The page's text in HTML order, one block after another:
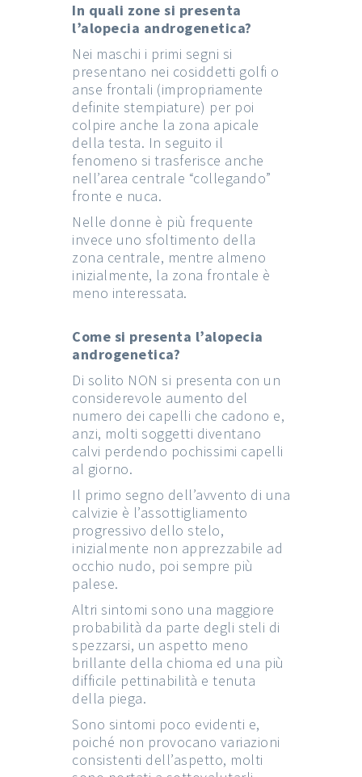
In quali zone si presenta
l’alopecia androgenetica?
Nei maschi i primi segni si
presentano nei cosiddetti golfi o
anse frontali (impropriamente
definite stempiature) per poi
colpire anche la zona apicale
della testa. In seguito il
fenomeno si trasferisce anche
nell’area centrale “collegando”
fronte e nuca.
Nelle donne è più frequente
invece uno sfoltimento della
zona centrale, mentre almeno
inizialmente, la zona frontale è
meno interessata.
Come si presenta l’alopecia
androgenetica?
Di solito NON si presenta con un
considerevole aumento del
numero dei capelli che cadono e,
anzi, molti soggetti diventano
calvi perdendo pochissimi capelli
al giorno.
Il primo segno dell’avvento di una
calvizie è l’assottigliamento
progressivo dello stelo,
inizialmente non apprezzabile ad
occhio nudo, poi sempre più
palese.
Altri sintomi sono una maggiore
probabilità da parte degli steli di
spezzarsi, un aspetto meno
brillante della chioma ed una più
difficile pettinabilità e tenuta
della piega.
Sono sintomi poco evidenti e,
poiché non provocano variazioni
consistenti dell’aspetto, molti